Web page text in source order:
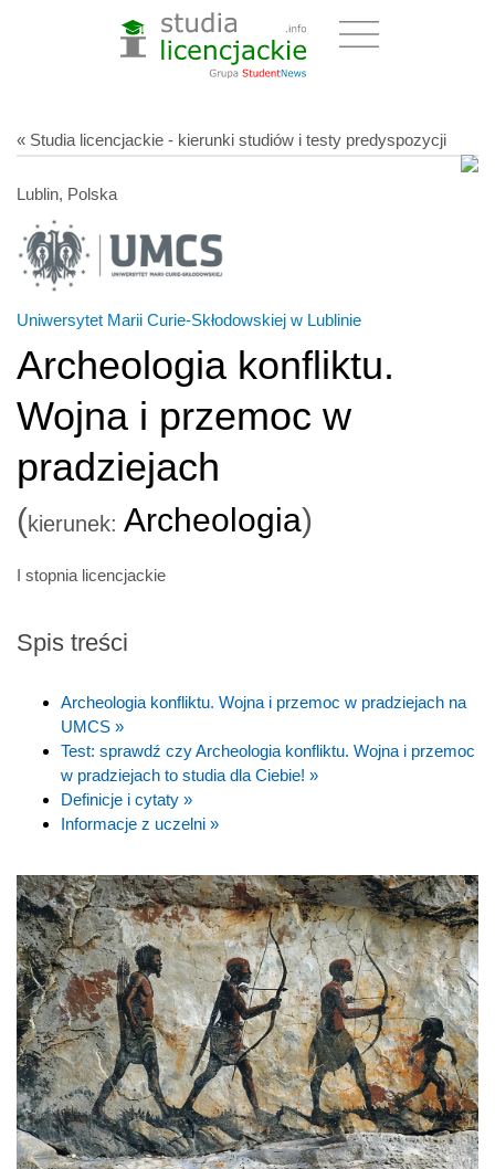
« Studia licencjackie - kierunki studiów i testy predyspozycji
Lublin, Polska
Uniwersytet Marii Curie-Skłodowskiej w Lublinie
Archeologia konfliktu.
Wojna i przemoc w
pradziejach
(kierunek: Archeologia)
I stopnia licencjackie
Spis treści
Archeologia konfliktu. Wojna i przemoc w pradziejach na
UMCS »
Test: sprawdź czy Archeologia konfliktu. Wojna i przemoc
w pradziejach to studia dla Ciebie! »
Definicje i cytaty »
Informacje z uczelni »